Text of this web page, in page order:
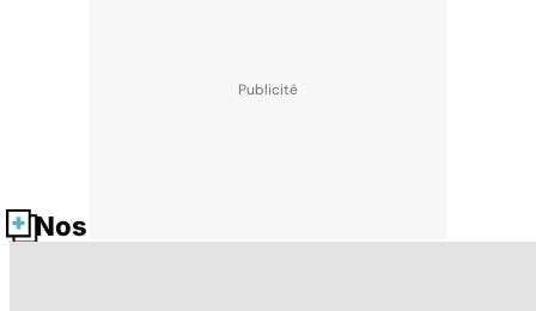
Nos fiches santé